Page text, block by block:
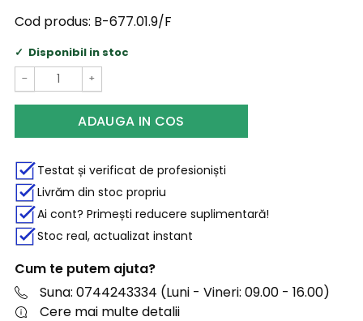
Cod produs: B-677.01.9/F
Disponibil in stoc
− +
ADAUGA IN COS
Testat și verificat de profesioniști
Livrăm din stoc propriu
Ai cont? Primești reducere suplimentară!
Stoc real, actualizat instant
Cum te putem ajuta?
Suna: 0744243334 (Luni - Vineri: 09.00 - 16.00)
Cere mai multe detalii